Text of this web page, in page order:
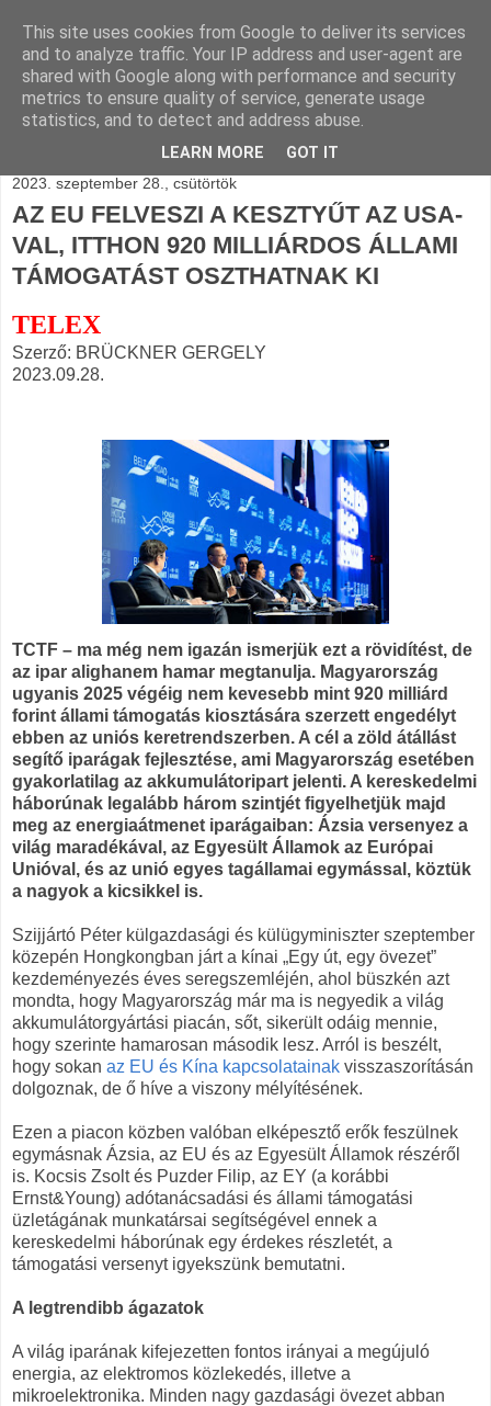
BLOGÁSZAT, napi
blogjava
2023. szeptember 28., csütörtök
AZ EU FELVESZI A KESZTYŰT AZ USA-
VAL, ITTHON 920 MILLIÁRDOS ÁLLAMI
TÁMOGATÁST OSZTHATNAK KI
TELEX
Szerző: BRÜCKNER GERGELY
2023.09.28.
TCTF – ma még nem igazán ismerjük ezt a rövidítést, de
az ipar alighanem hamar megtanulja. Magyarország
ugyanis 2025 végéig nem kevesebb mint 920 milliárd
forint állami támogatás kiosztására szerzett engedélyt
ebben az uniós keretrendszerben. A cél a zöld átállást
segítő iparágak fejlesztése, ami Magyarország esetében
gyakorlatilag az akkumulátoripart jelenti. A kereskedelmi
háborúnak legalább három szintjét figyelhetjük majd
meg az energiaátmenet iparágaiban: Ázsia versenyez a
világ maradékával, az Egyesült Államok az Európai
Unióval, és az unió egyes tagállamai egymással, köztük
a nagyok a kicsikkel is.
Szijjártó Péter külgazdasági és külügyminiszter szeptember
közepén Hongkongban járt a kínai „Egy út, egy övezet”
kezdeményezés éves seregszemléjén, ahol büszkén azt
mondta, hogy Magyarország már ma is negyedik a világ
akkumulátorgyártási piacán, sőt, sikerült odáig mennie,
hogy szerinte hamarosan második lesz. Arról is beszélt,
hogy sokan az EU és Kína kapcsolatainak visszaszorításán
dolgoznak, de ő híve a viszony mélyítésének.
Ezen a piacon közben valóban elképesztő erők feszülnek
egymásnak Ázsia, az EU és az Egyesült Államok részéről
is. Kocsis Zsolt és Puzder Filip, az EY (a korábbi
Ernst&Young) adótanácsadási és állami támogatási
üzletágának munkatársai segítségével ennek a
kereskedelmi háborúnak egy érdekes részletét, a
támogatási versenyt igyekszünk bemutatni.
A legtrendibb ágazatok
A világ iparának kifejezetten fontos irányai a megújuló
energia, az elektromos közlekedés, illetve a
mikroelektronika. Minden nagy gazdasági övezet abban
This site uses cookies from Google to deliver its services
and to analyze traffic. Your IP address and user-agent are
shared with Google along with performance and security
metrics to ensure quality of service, generate usage
statistics, and to detect and address abuse.
LEARN MORE GOT IT